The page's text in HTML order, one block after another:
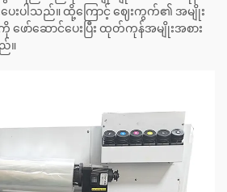
ပေးပါသည်။ ထို့ကြောင့် ဈေးကွက်၏ အမျိုး
ဖော်ဆောင်ပေးပြီး ထုတ်ကုန်အမျိုးအစား
။